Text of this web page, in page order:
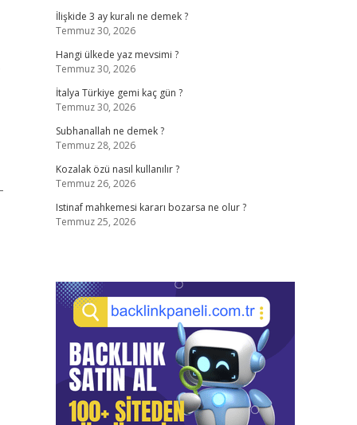
İlişkide 3 ay kuralı ne demek ?
Temmuz 30, 2026
Hangi ülkede yaz mevsimi ?
Temmuz 30, 2026
İtalya Türkiye gemi kaç gün ?
Temmuz 30, 2026
Subhanallah ne demek ?
Temmuz 28, 2026
Kozalak özü nasıl kullanılır ?
Temmuz 26, 2026
Istinaf mahkemesi kararı bozarsa ne olur ?
Temmuz 25, 2026